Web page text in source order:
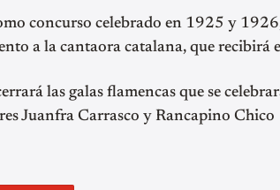
concurso celebrado en 1925 y
a la cantaora catalana, que recibirá
las galas flamencas que se
Juanfra Carrasco y Rancapino Chico